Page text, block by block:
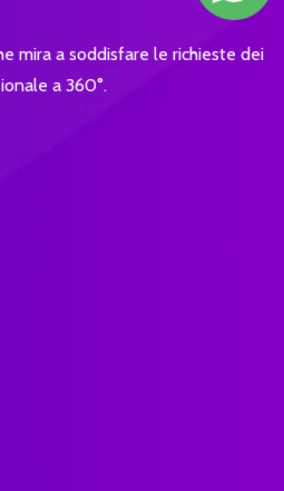
mira a soddisfare le richieste dei
a 360°.